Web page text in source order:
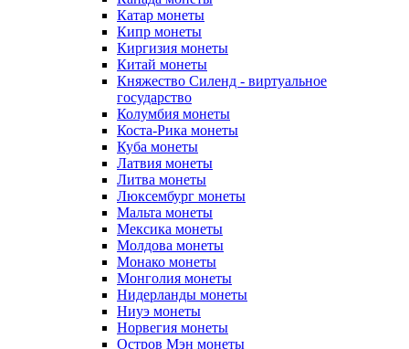
Катар монеты
Кипр монеты
Киргизия монеты
Китай монеты
Княжество Силенд - виртуальное
государство
Колумбия монеты
Коста-Рика монеты
Куба монеты
Латвия монеты
Литва монеты
Люксембург монеты
Мальта монеты
Мексика монеты
Молдова монеты
Монако монеты
Монголия монеты
Нидерланды монеты
Ниуэ монеты
Норвегия монеты
Остров Мэн монеты